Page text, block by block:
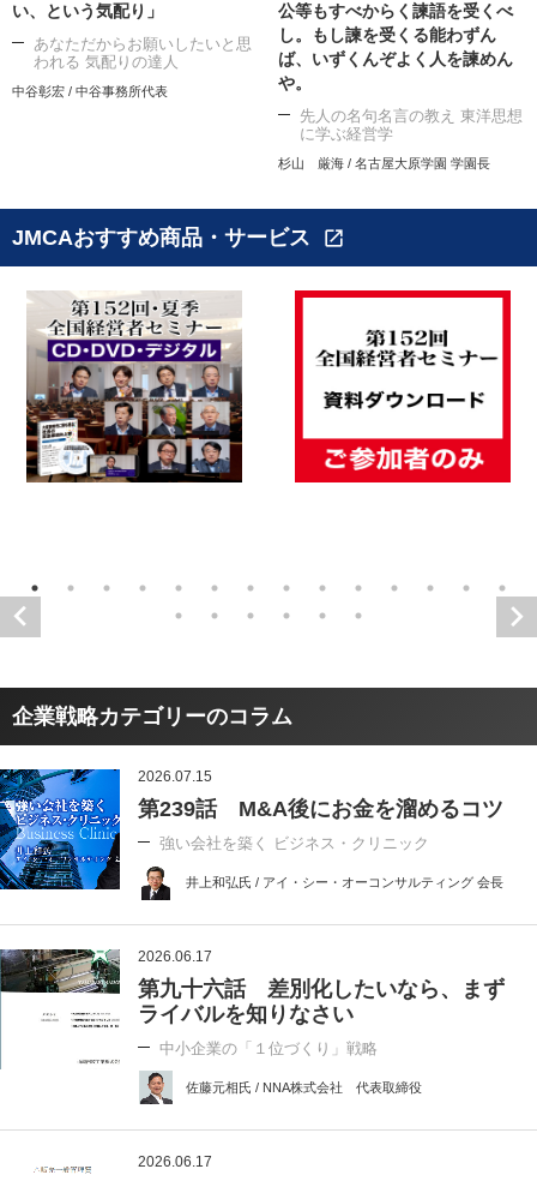
い、という気配り」
あなただからお願いしたいと思
われる 気配りの達人
中谷彰宏 / 中谷事務所代表
公等もすべからく諫語を受くべ
し。もし諫を受くる能わずん
ば、いずくんぞよく人を諫めん
や。
先人の名句名言の教え 東洋思想
に学ぶ経営学
杉山 厳海 / 名古屋大原学園 学園長
JMCAおすすめ商品・サービス open_in_new
企業戦略カテゴリーのコラム
2026.07.15
第239話 M&A後にお金を溜めるコツ
強い会社を築く ビジネス・クリニック
井上和弘氏 / アイ・シー・オーコンサルティング 会長
2026.06.17
第九十六話 差別化したいなら、まず
ライバルを知りなさい
中小企業の「１位づくり」戦略
佐藤元相氏 / NNA株式会社 代表取締役
2026.06.17